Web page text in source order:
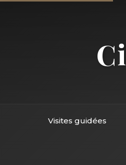
Visites guidées